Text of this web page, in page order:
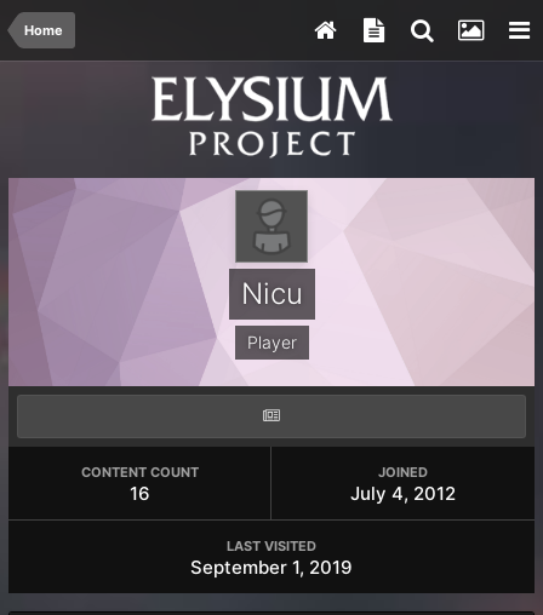
Home
Nicu
Player
CONTENT COUNT
16
JOINED
July 4, 2012
LAST VISITED
September 1, 2019